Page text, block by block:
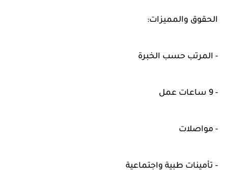
الحقوق والمميزات:
- المرتب حسب الخبرة
- 9 ساعات عمل
- مواصلات
- تأمينات طبية واجتماعية